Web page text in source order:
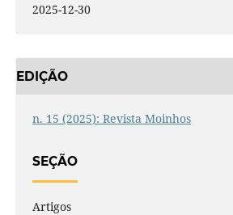
2025-12-30
EDIÇÃO
n. 15 (2025): Revista Moinhos
SEÇÃO
Artigos